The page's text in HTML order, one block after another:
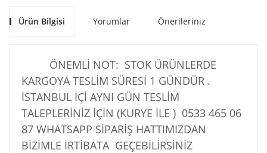
Ürün Bilgisi Yorumlar Önerileriniz
ÖNEMLİ NOT: STOK ÜRÜNLERDE
KARGOYA TESLİM SÜRESİ 1 GÜNDÜR .
İSTANBUL İÇİ AYNI GÜN TESLİM
TALEPLERİNİZ İÇİN (KURYE İLE ) 0533 465 06
87 WHATSAPP SİPARİŞ HATTIMIZDAN
BİZİMLE İRTİBATA GEÇEBİLİRSİNİZ